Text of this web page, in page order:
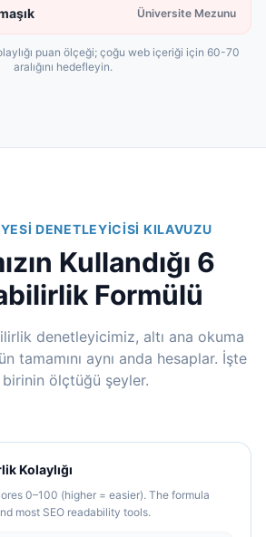
Üniversite Mezunu
puan ölçeği; çoğu web içeriği için 60-70
aralığını hedefleyin.
DENETLEYICISI KILAVUZU
Kullandığı 6
Formülü
denetleyicimiz, altı ana okuma
tamamını aynı anda hesaplar. İşte
birinin ölçtüğü şeyler.
Kolaylığı
0–100 (higher = easier). The formula
most SEO readability tools.